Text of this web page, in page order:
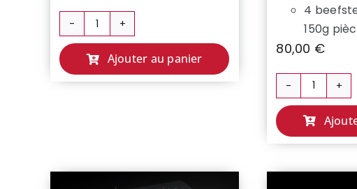
quantité
de
COLIS
DUO
Ajouter au panier
4
150g
80,00 €
quantité
de
COLIS
FAMILLE